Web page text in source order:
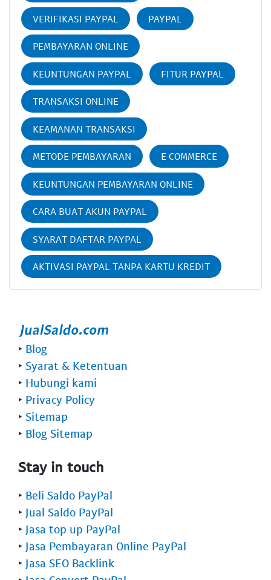
VERIFIKASI PAYPAL PAYPAL
PEMBAYARAN ONLINE
KEUNTUNGAN PAYPAL FITUR PAYPAL
TRANSAKSI ONLINE
KEAMANAN TRANSAKSI
METODE PEMBAYARAN E COMMERCE
KEUNTUNGAN PEMBAYARAN ONLINE
CARA BUAT AKUN PAYPAL
SYARAT DAFTAR PAYPAL
AKTIVASI PAYPAL TANPA KARTU KREDIT
‣ Blog
‣ Syarat & Ketentuan
‣ Hubungi kami
‣ Privacy Policy
‣ Sitemap
‣ Blog Sitemap
Stay in touch
‣ Beli Saldo PayPal
‣ Jual Saldo PayPal
‣ Jasa top up PayPal
‣ Jasa Pembayaran Online PayPal
‣ Jasa SEO Backlink